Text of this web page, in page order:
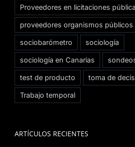
Proveedores en licitaciones
proveedores organismos públicos
sociobarómetro sociología
sociología en Canarias
test de producto toma de
Trabajo temporal
ARTÍCULOS RECIENTES